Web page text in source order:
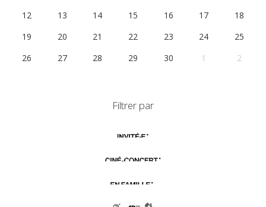
12
13 14 15 16 17
18
19
20 21 22 23 24
25
26
27 28 29 30 1 2
Filtrer par